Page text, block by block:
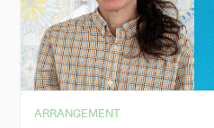
ARRANGEMENT